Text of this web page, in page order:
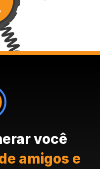
você
amigos e